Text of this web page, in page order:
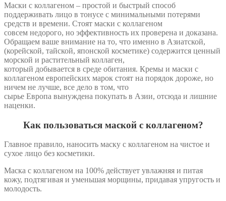
Маски с коллагеном – простой и быстрый способ
поддерживать лицо в тонусе с минимальными потерями
средств и времени. Стоят маски с коллагеном
совсем недорого, но эффективность их проверена и доказана.
Обращаем ваше внимание на то, что именно в Азиатской,
(корейской, тайской, японской косметике) содержится ценный
морской и растительный коллаген,
который добывается в среде обитания. Кремы и маски с
коллагеном европейских марок стоят на порядок дороже, но
ничем не лучше, все дело в том, что
сырье Европа вынуждена покупать в Азии, отсюда и лишние
наценки.
Как пользоваться маской с коллагеном?
Главное правило, наносить маску с коллагеном на чистое и
сухое лицо без косметики.
Маска с коллагеном на 100% действует увлажняя и питая
кожу, подтягивая и уменьшая морщины, придавая упругость и
молодость.